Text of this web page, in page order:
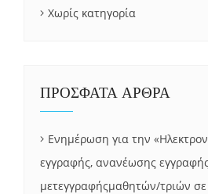
Χωρίς κατηγορία
ΠΡΟΣΦΑΤΑ ΑΡΘΡΑ
Ενημέρωση για την
εγγραφής, ανανέωσης
μετεγγραφήςμαθητών/τριών